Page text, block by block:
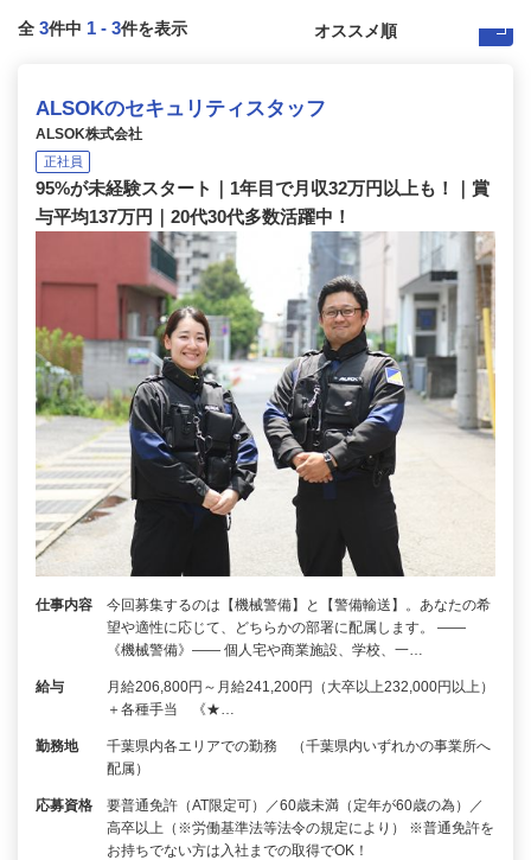
全 3件中 1 - 3件を表示
ALSOKのセキュリティスタッフ
ALSOK株式会社
正社員
95%が未経験スタート｜1年目で月収32万円以上も！｜賞
与平均137万円｜20代30代多数活躍中！
仕事内容
今回募集するのは【機械警備】と【警備輸送】。あなたの希
望や適性に応じて、どちらかの部署に配属します。 ――
《機械警備》―― 個人宅や商業施設、学校、一…
給与
月給206,800円～月給241,200円（大卒以上232,000円以上）
＋各種手当 《★…
勤務地
千葉県内各エリアでの勤務 （千葉県内いずれかの事業所へ
配属）
応募資格
要普通免許（AT限定可）／60歳未満（定年が60歳の為）／
高卒以上（※労働基準法等法令の規定により） ※普通免許を
お持ちでない方は入社までの取得でOK！